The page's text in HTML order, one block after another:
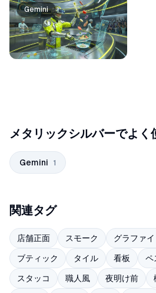
Gemini
メタリックシルバーでよ
Gemini 1
関連タグ
店舗正面 スモーク グラファイ
ブティック
タイル 看板 ペ
スタッコ
職人風 夜明け前